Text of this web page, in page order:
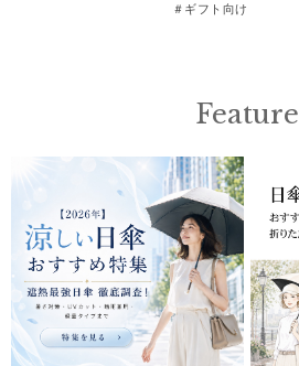
＃ギフト向け
Feature